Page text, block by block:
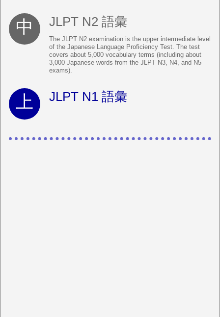
JLPT N2 語彙
The JLPT N2 examination is the upper intermediate level
of the Japanese Language Proficiency Test. The test
covers about 5,000 vocabulary terms (including about
3,000 Japanese words from the JLPT N3, N4, and N5
exams).
JLPT N1 語彙